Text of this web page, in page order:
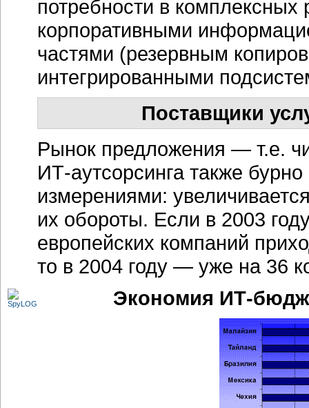
потребности в
корпоративными
частями (резервным
интегрированными
Поставщики
Рынок предложения — т.е.
ИТ-аутсорсингатакже бурно
измерениями:
их обороты. Если в 2003
европейских компаний
то в 2004 году — уже на 36
Экономия ИТ-